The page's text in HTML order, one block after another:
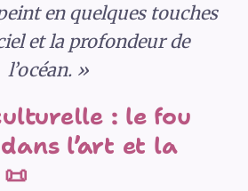
en quelques touches
et la profondeur de
l’océan. »
: le fou
l’art et la